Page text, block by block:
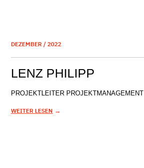
DEZEMBER / 2022
LENZ PHILIPP
PROJEKTLEITER PROJEKTMANAGEMENT
WEITER LESEN →